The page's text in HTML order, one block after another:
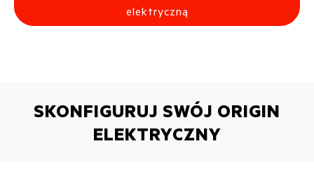
elektryczną
SKONFIGURUJ SWÓJ ORIGIN
ELEKTRYCZNY